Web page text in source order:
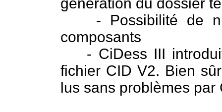
- Possibilité de
composants
- CiDess III
fichier CID V2. Bien
lus sans problèmes par